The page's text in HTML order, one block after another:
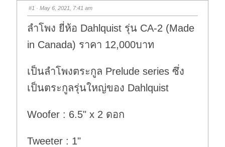
#1 · May 6, 2021, 7:41 am
ลำโพง ยี่ห้อ Dahlquist รุ่น CA-2 (Made
in Canada) ราคา 12,000บาท
เป็นลำโพงตระกูล Prelude series ซึ่ง
เป็นตระกูลรุ่นใหญ่ของ Dahlquist
Woofer : 6.5" x 2 ดอก
Tweeter : 1"